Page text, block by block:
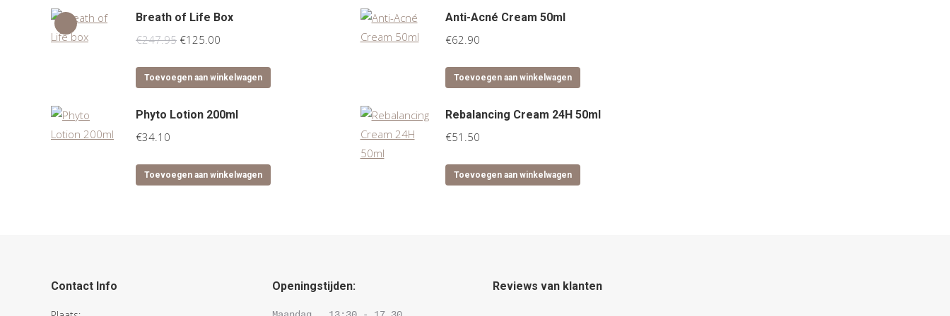
Breath of Life Box
€247.95 Oorspronkelijke
was:
€125.00
is:
Toevoegen aan winkelwagen
Anti-Acné Cream 50ml
€62.90
Toevoegen aan winkelwagen
Phyto Lotion 200ml
€34.10
Toevoegen aan winkelwagen
Rebalancing Cream 24H 50ml
€51.50
Toevoegen aan winkelwagen
Contact Info Openingstijden: Reviews van klanten